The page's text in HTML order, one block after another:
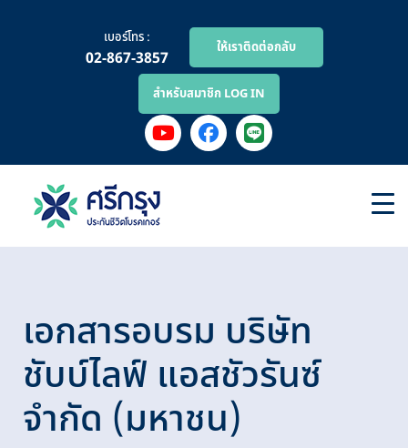
เบอร์โทร :
02-867-3857 ให้เราติดต่อกลับ
สำหรับสมาชิก LOG IN
เอกสารอบรม บริษัท
ชับบ์ไลฟ์ แอสชัวรันซ์
จำกัด (มหาชน)